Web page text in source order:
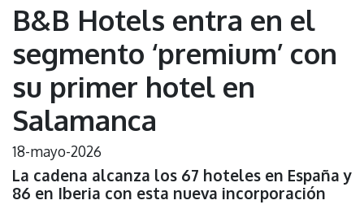
B&B Hotels entra en el
segmento ‘premium’ con
su primer hotel en
Salamanca
18-mayo-2026
La cadena alcanza los 67 hoteles en España y
86 en Iberia con esta nueva incorporación